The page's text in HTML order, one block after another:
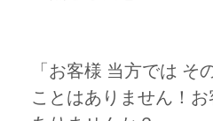
「お客様 当方では そ
ことはありません！